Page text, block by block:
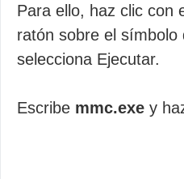
Para ello, haz clic con
ratón sobre el símbolo
selecciona Ejecutar.
Escribe mmc.exe y